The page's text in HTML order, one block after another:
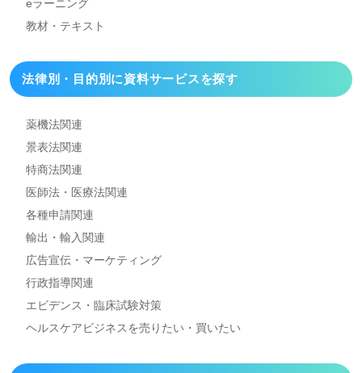
eラーニング
教材・テキスト
法律別・目的別に資料サービスを探す
薬機法関連
景表法関連
特商法関連
医師法・医療法関連
各種申請関連
輸出・輸入関連
広告宣伝・マーケティング
行政指導関連
エビデンス・臨床試験対策
ヘルスケアビジネスを売りたい・買いたい